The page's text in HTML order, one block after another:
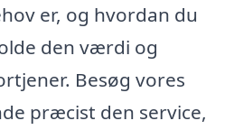
er, og hvordan du
den værdi og
Besøg vores
præcist den service,